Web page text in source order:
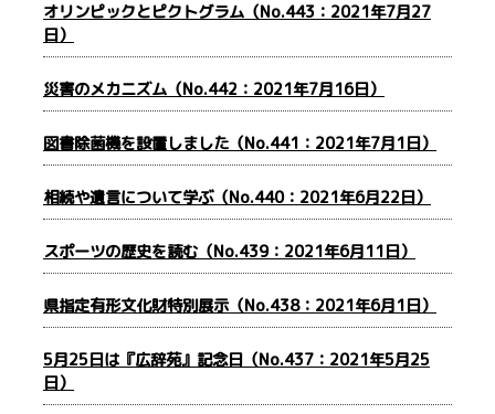
オリンピックとピクトグラム（No.443：2021年7月27
日）
災害のメカニズム（No.442：2021年7月16日）
図書除菌機を設置しました（No.441：2021年7月1日）
相続や遺言について学ぶ（No.440：2021年6月22日）
スポーツの歴史を読む（No.439：2021年6月11日）
県指定有形文化財特別展示（No.438：2021年6月1日）
5月25日は『広辞苑』記念日（No.437：2021年5月25
日）